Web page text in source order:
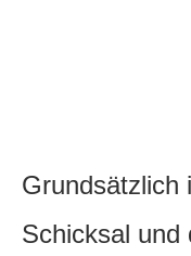
Grundsätzlich
Schicksal und